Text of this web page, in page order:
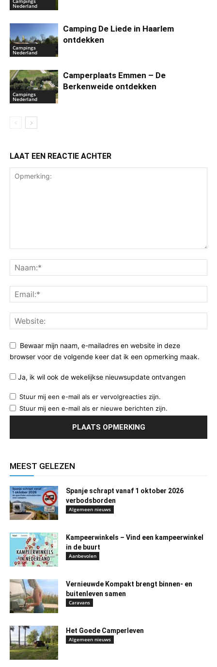
Nederland
Campings
Nederland
Camping De Liede in Haarlem
ontdekken
Campings
Nederland
Camperplaats Emmen – De
Berkenweide ontdekken
LAAT EEN REACTIE ACHTER
Bewaar mijn naam, e-mailadres en website in deze
browser voor de volgende keer dat ik een opmerking maak.
Ja, ik wil ook de wekelijkse nieuwsupdate ontvangen
Stuur mij een e-mail als er vervolgreacties zijn.
Stuur mij een e-mail als er nieuwe berichten zijn.
MEEST GELEZEN
Spanje schrapt vanaf 1 oktober 2026
verbodsborden
Algemeen nieuws
Kampeerwinkels – Vind een kampeerwinkel
in de buurt
Aanbevolen
Vernieuwde Kompakt brengt binnen- en
buitenleven samen
Caravans
Het Goede Camperleven
Algemeen nieuws